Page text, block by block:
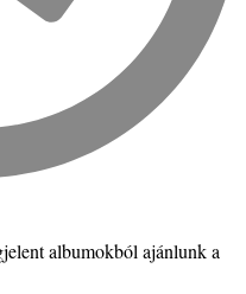
albumokból ajánlunk a